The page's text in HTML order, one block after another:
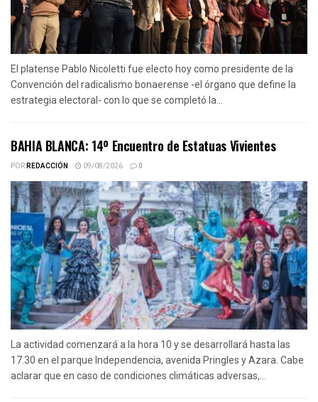
El platense Pablo Nicoletti fue electo hoy como presidente de la
Convención del radicalismo bonaerense -el órgano que define la
estrategia electoral- con lo que se completó la...
BAHIA BLANCA: 14º Encuentro de Estatuas Vivientes
PORREDACCIÓN 09/08/2026 0
La actividad comenzará a la hora 10 y se desarrollará hasta las
17.30 en el parque Independencia, avenida Pringles y Azara. Cabe
aclarar que en caso de condiciones climáticas adversas,...